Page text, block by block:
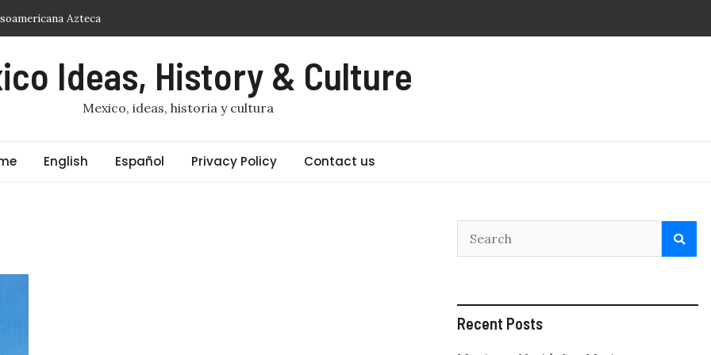
Azteca
de vivos
centenariaIdeas, History & Culture
Mexico, ideas, historia y cultura
English Español Privacy Policy Contact us
Recent Posts